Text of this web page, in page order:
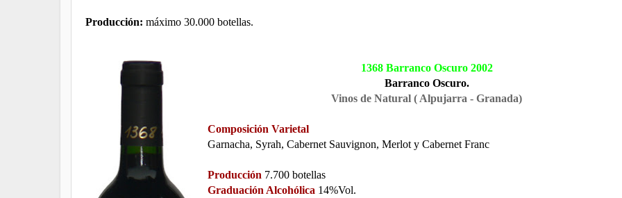
Producción: máximo 30.000 botellas.
1368 Barranco Oscuro 2002
Barranco Oscuro.
Vinos de Natural ( Alpujarra - Granada)
Composición Varietal
Garnacha, Syrah, Cabernet Sauvignon, Merlot y Cabernet Franc
Producción 7.700 botellas
Graduación Alcohólica 14%Vol.